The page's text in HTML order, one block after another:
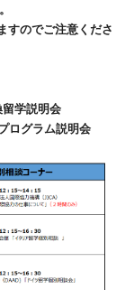
すのでご注意くださ
留学説明会
ログラム説明会